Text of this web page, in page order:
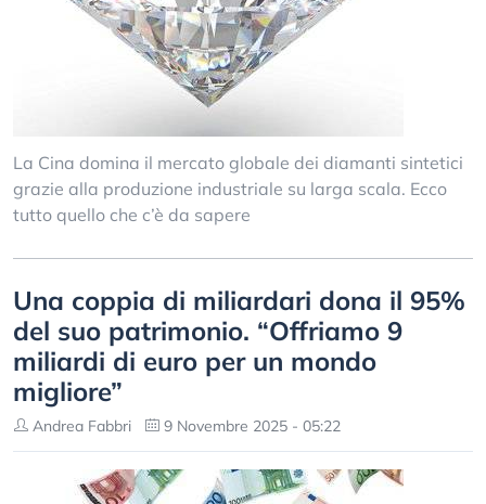
La Cina domina il mercato globale dei diamanti sintetici
grazie alla produzione industriale su larga scala. Ecco
tutto quello che c’è da sapere
Una coppia di miliardari dona il 95%
del suo patrimonio. “Offriamo 9
miliardi di euro per un mondo
migliore”
Andrea Fabbri 9 Novembre 2025 - 05:22